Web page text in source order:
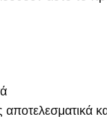
αποτελεσματικά